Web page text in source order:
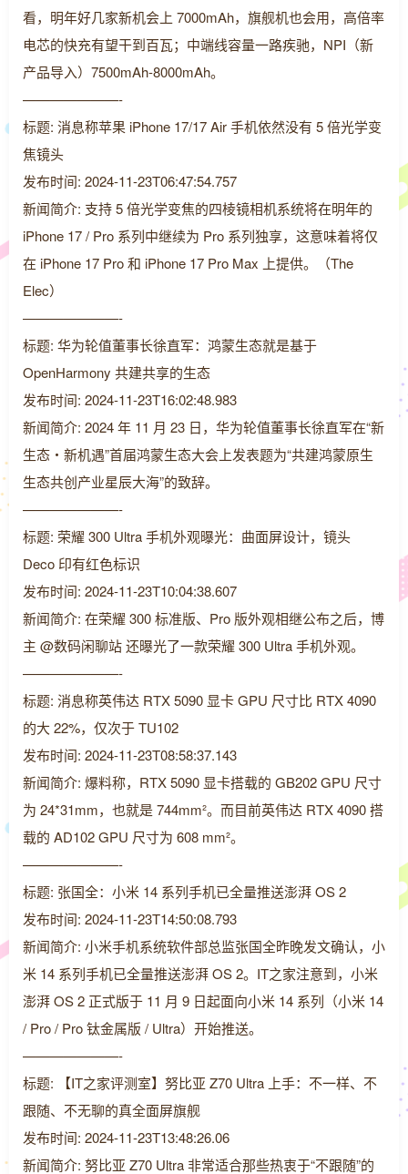
看，明年好几家新机会上 7000mAh，旗舰机也会用，高倍率
电芯的快充有望干到百瓦；中端线容量一路疾驰，NPI（新
产品导入）7500mAh-8000mAh。
———————-
标题: 消息称苹果 iPhone 17/17 Air 手机依然没有 5 倍光学变
焦镜头
发布时间: 2024-11-23T06:47:54.757
新闻简介: 支持 5 倍光学变焦的四棱镜相机系统将在明年的
iPhone 17 / Pro 系列中继续为 Pro 系列独享，这意味着将仅
在 iPhone 17 Pro 和 iPhone 17 Pro Max 上提供。（The
Elec）
———————-
标题: 华为轮值董事长徐直军：鸿蒙生态就是基于
OpenHarmony 共建共享的生态
发布时间: 2024-11-23T16:02:48.983
新闻简介: 2024 年 11 月 23 日，华为轮值董事长徐直军在“新
生态・新机遇”首届鸿蒙生态大会上发表题为“共建鸿蒙原生
生态共创产业星辰大海”的致辞。
———————-
标题: 荣耀 300 Ultra 手机外观曝光：曲面屏设计，镜头
Deco 印有红色标识
发布时间: 2024-11-23T10:04:38.607
新闻简介: 在荣耀 300 标准版、Pro 版外观相继公布之后，博
主 @数码闲聊站 还曝光了一款荣耀 300 Ultra 手机外观。
———————-
标题: 消息称英伟达 RTX 5090 显卡 GPU 尺寸比 RTX 4090
的大 22%，仅次于 TU102
发布时间: 2024-11-23T08:58:37.143
新闻简介: 爆料称，RTX 5090 显卡搭载的 GB202 GPU 尺寸
为 24*31mm，也就是 744mm²。而目前英伟达 RTX 4090 搭
载的 AD102 GPU 尺寸为 608 mm²。
———————-
标题: 张国全：小米 14 系列手机已全量推送澎湃 OS 2
发布时间: 2024-11-23T14:50:08.793
新闻简介: 小米手机系统软件部总监张国全昨晚发文确认，小
米 14 系列手机已全量推送澎湃 OS 2。IT之家注意到，小米
澎湃 OS 2 正式版于 11 月 9 日起面向小米 14 系列（小米 14
/ Pro / Pro 钛金属版 / Ultra）开始推送。
———————-
标题: 【IT之家评测室】努比亚 Z70 Ultra 上手：不一样、不
跟随、不无聊的真全面屏旗舰
发布时间: 2024-11-23T13:48:26.06
新闻简介: 努比亚 Z70 Ultra 非常适合那些热衷于“不跟随”的